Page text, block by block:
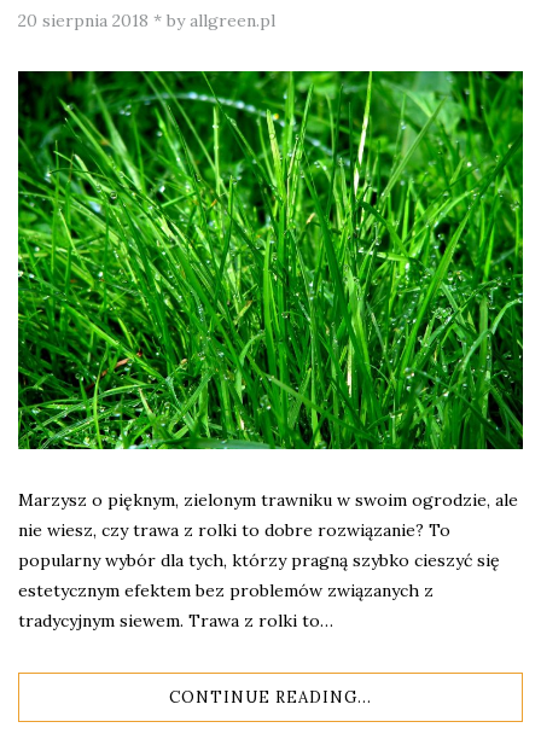
20 sierpnia 2018 * by allgreen.pl
Marzysz o pięknym, zielonym trawniku w swoim ogrodzie, ale
nie wiesz, czy trawa z rolki to dobre rozwiązanie? To
popularny wybór dla tych, którzy pragną szybko cieszyć się
estetycznym efektem bez problemów związanych z
tradycyjnym siewem. Trawa z rolki to…
CONTINUE READING...